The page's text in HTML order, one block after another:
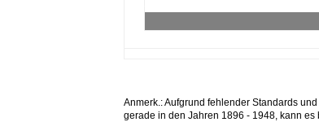
Anmerk.: Aufgrund fehlender Standards
gerade in den Jahren 1896 - 1948, kann